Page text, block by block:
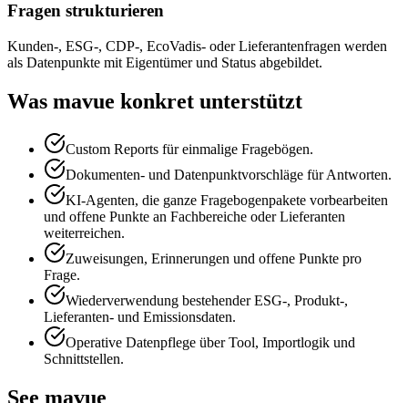
Fragen strukturieren
Kunden-, ESG-, CDP-, EcoVadis- oder Lieferantenfragen werden
als Datenpunkte mit Eigentümer und Status abgebildet.
Was mavue konkret unterstützt
Custom Reports für einmalige Fragebögen.
Dokumenten- und Datenpunktvorschläge für Antworten.
KI-Agenten, die ganze Fragebogenpakete vorbearbeiten
und offene Punkte an Fachbereiche oder Lieferanten
weiterreichen.
Zuweisungen, Erinnerungen und offene Punkte pro
Frage.
Wiederverwendung bestehender ESG-, Produkt-,
Lieferanten- und Emissionsdaten.
Operative Datenpflege über Tool, Importlogik und
Schnittstellen.
See mavue